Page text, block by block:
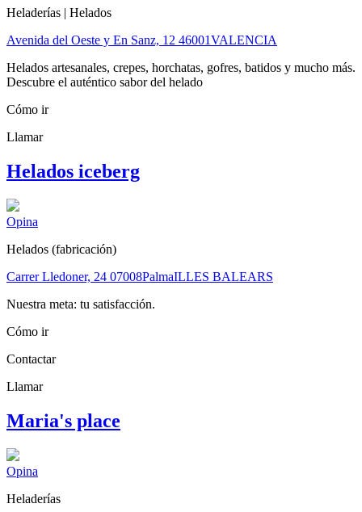
Heladerías | Helados
Avenida del Oeste y En Sanz, 12 46001VALENCIA
Helados artesanales, crepes, horchatas, gofres, batidos y mucho más.
Descubre el auténtico sabor del helado
Cómo ir
Llamar
Helados iceberg
Opina
Helados (fabricación)
Carrer Lledoner, 24 07008PalmaILLES BALEARS
Nuestra meta: tu satisfacción.
Cómo ir
Contactar
Llamar
Maria's place
Opina
Heladerías